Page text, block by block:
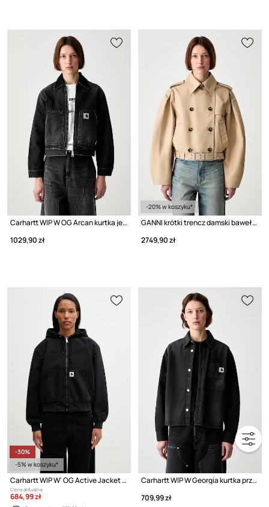
Carhartt WIP W OG Arcan kurtka jeansowa damska
1029,90 zł
-20% w koszyku*
GANNI krótki trencz damski bawełniany
2749,90 zł
-30%
-5% w koszyku*
Carhartt WIP W' OG Active Jacket kurtka przejściowa damska bawełniana
Cena aktualna:
684,99 zł
Carhartt WIP W Georgia kurtka przejściowa damska bawełniana
709,99 zł